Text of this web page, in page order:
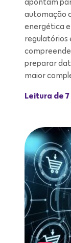
apontam
automação
energética
regulatórios
preparar
maior
Leitura de